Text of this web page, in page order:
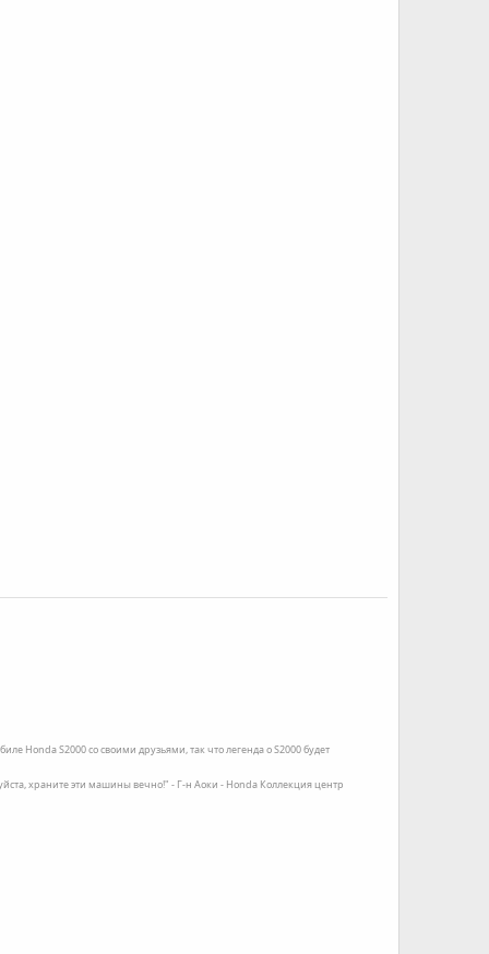
Honda S2000 со своими друзьями, так что легенда о S2000 будет
храните эти машины вечно!" - Г-н Аоки - Honda Коллекция центр